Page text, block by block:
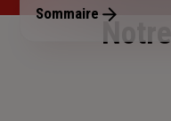
Sommaire
Notre